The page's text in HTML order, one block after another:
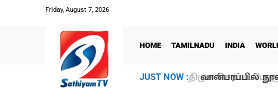
Friday, August 7, 2026
HOME TAMILNADU INDIA
JUST NOW : வான்பரப்பில்